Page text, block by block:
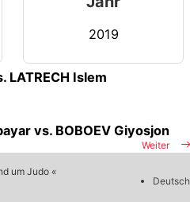
2019
LATRECH Islem
Weiter
vs. BOBOEV Giyosjon
um Judo «
Deutsch